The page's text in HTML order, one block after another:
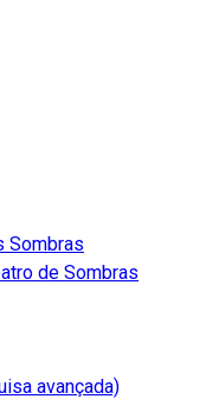
Sombras
de Sombras
avançada)